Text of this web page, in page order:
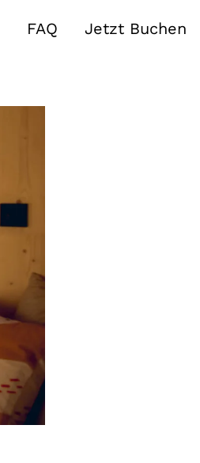
FAQ Jetzt Buchen